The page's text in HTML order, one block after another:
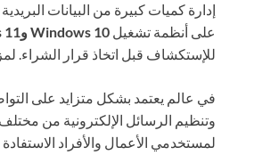
إدارة كميات كبيرة من البيانات
على أنظمة تشغيل Windows 10 وWindows 11
للإستكشاف قبل اتخاذ قرار الشراء.
وتنظيم الرسائل الإلكترونية من
لمستخدمي الأعمال والأفراد